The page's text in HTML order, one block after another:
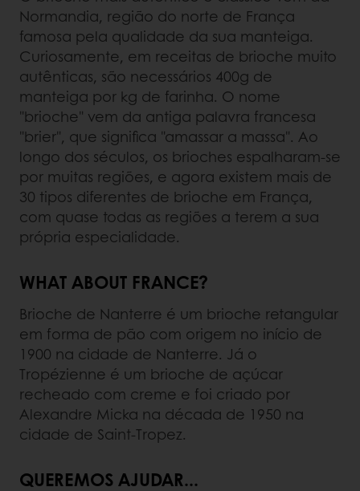
Normandia, região do norte de França
famosa pela qualidade da sua manteiga.
Curiosamente, em receitas de brioche muito
autênticas, são necessários 400g de
manteiga por kg de farinha. O nome
"brioche" vem da antiga palavra francesa
"brier", que significa "amassar a massa". Ao
longo dos séculos, os brioches espalharam-se
por muitas regiões, e agora existem mais de
30 tipos diferentes de brioche em França,
com quase todas as regiões a terem a sua
própria especialidade.
WHAT ABOUT FRANCE?
Brioche de Nanterre é um brioche retangular
em forma de pão com origem no início de
1900 na cidade de Nanterre. Já o
Tropézienne é um brioche de açúcar
recheado com creme e foi criado por
Alexandre Micka na década de 1950 na
cidade de Saint-Tropez.
QUEREMOS AJUDAR...